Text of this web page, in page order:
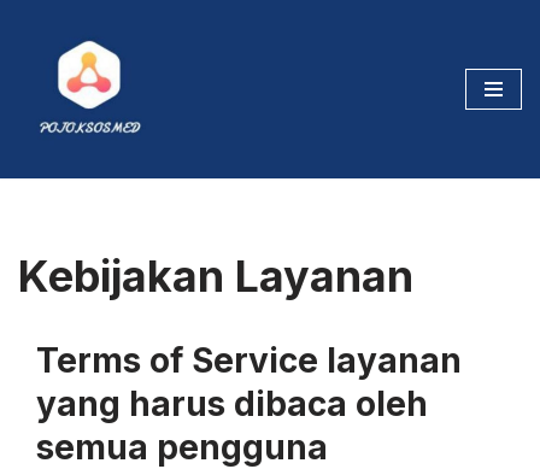
content
Kebijakan Layanan
Terms of Service layanan
yang harus dibaca oleh
semua pengguna